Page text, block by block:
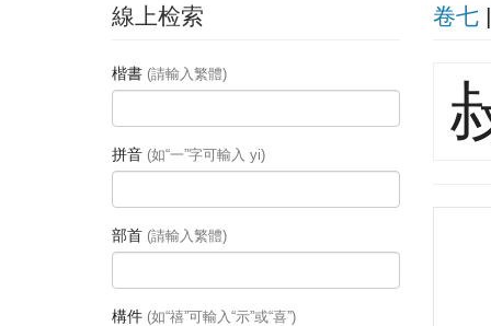
卷七|
線上检索
楷書 (請輸入繁體)
拼音 (如“一”字可輸入 yi)
部首 (請輸入繁體)
構件 (如“禧”可輸入“示”或“喜”)